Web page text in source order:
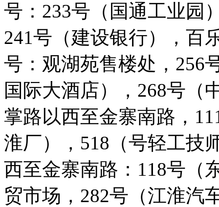
号：233号（国通工业园
241号（建设银行），百
号：观湖苑售楼处，256
国际大酒店），268号（
掌路以西至金寨南路，
淮厂），518（号轻工技
西至金寨南路：118号（
贸市场，282号（江淮汽